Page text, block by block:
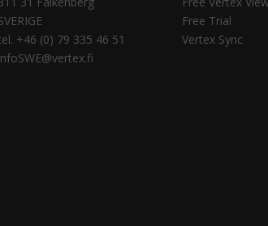
+46 (0) 79 335 46 51
Free Trial
Vertex Sync